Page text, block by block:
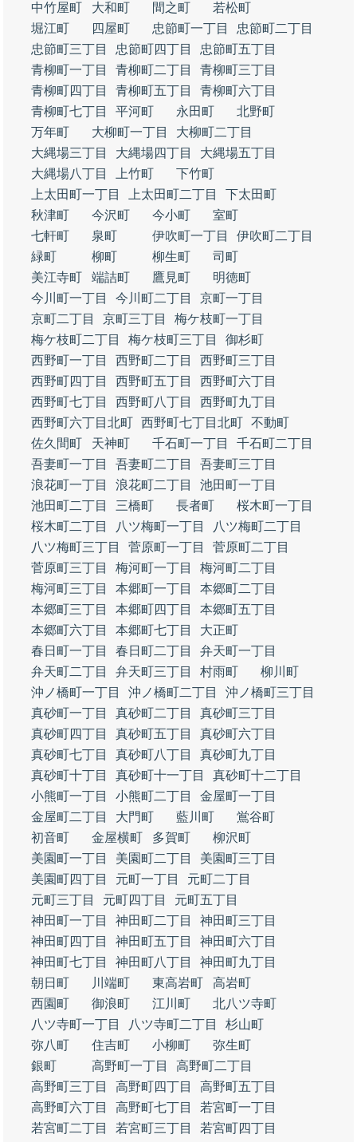
中竹屋町
大和町 間之町
若松町
堀江町
四屋町 忠節町一丁目
忠節町二丁目
忠節町三丁目
忠節町四丁目
忠節町五丁目
青柳町一丁目
青柳町二丁目
青柳町三丁目
青柳町四丁目
青柳町五丁目
青柳町六丁目
青柳町七丁目
平河町 永田町
北野町
万年町
大柳町一丁目
大柳町二丁目
大縄場三丁目
大縄場四丁目
大縄場五丁目
大縄場八丁目
上竹町
下竹町
上太田町一丁目
上太田町二丁目
下太田町
秋津町
今沢町 今小町
室町
七軒町
泉町 伊吹町一丁目
伊吹町二丁目
緑町
柳町 柳生町
司町
美江寺町
端詰町 鷹見町
明徳町
今川町一丁目
今川町二丁目
京町一丁目
京町二丁目
京町三丁目
梅ケ枝町一丁目
梅ケ枝町二丁目
梅ケ枝町三丁目
御杉町
西野町一丁目
西野町二丁目
西野町三丁目
西野町四丁目
西野町五丁目
西野町六丁目
西野町七丁目
西野町八丁目
西野町九丁目
西野町六丁目北町 西野町七丁目北町 不動町
佐久間町
天神町 千石町一丁目
千石町二丁目
吾妻町一丁目
吾妻町二丁目
吾妻町三丁目
浪花町一丁目
浪花町二丁目
池田町一丁目
池田町二丁目
三橋町 長者町
桜木町一丁目
桜木町二丁目
八ツ梅町一丁目
八ツ梅町二丁目
八ツ梅町三丁目
菅原町一丁目
菅原町二丁目
菅原町三丁目
梅河町一丁目
梅河町二丁目
梅河町三丁目
本郷町一丁目
本郷町二丁目
本郷町三丁目
本郷町四丁目
本郷町五丁目
本郷町六丁目
本郷町七丁目
大正町
春日町一丁目
春日町二丁目
弁天町一丁目
弁天町二丁目
弁天町三丁目 村雨町
柳川町
沖ノ橋町一丁目
沖ノ橋町二丁目
沖ノ橋町三丁目
真砂町一丁目
真砂町二丁目
真砂町三丁目
真砂町四丁目
真砂町五丁目
真砂町六丁目
真砂町七丁目
真砂町八丁目
真砂町九丁目
真砂町十丁目
真砂町十一丁目
真砂町十二丁目
小熊町一丁目
小熊町二丁目
金屋町一丁目
金屋町二丁目
大門町 藍川町
鴬谷町
初音町
金屋横町 多賀町
柳沢町
美園町一丁目
美園町二丁目
美園町三丁目
美園町四丁目
元町一丁目
元町二丁目
元町三丁目
元町四丁目
元町五丁目
神田町一丁目
神田町二丁目
神田町三丁目
神田町四丁目
神田町五丁目
神田町六丁目
神田町七丁目
神田町八丁目
神田町九丁目
朝日町
川端町 東高岩町
高岩町
西園町
御浪町 江川町
北八ツ寺町
八ツ寺町一丁目
八ツ寺町二丁目
杉山町
弥八町
住吉町 小柳町
弥生町
銀町
高野町一丁目
高野町二丁目
高野町三丁目
高野町四丁目
高野町五丁目
高野町六丁目
高野町七丁目
若宮町一丁目
若宮町二丁目
若宮町三丁目 若宮町四丁目